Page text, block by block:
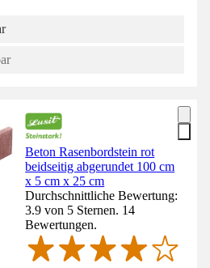
Beton Rasenbordstein rot
beidseitig abgerundet 100 cm
x 5 cm x 25 cm
Durchschnittliche Bewertung:
3.9 von 5 Sternen. 14
Bewertungen.